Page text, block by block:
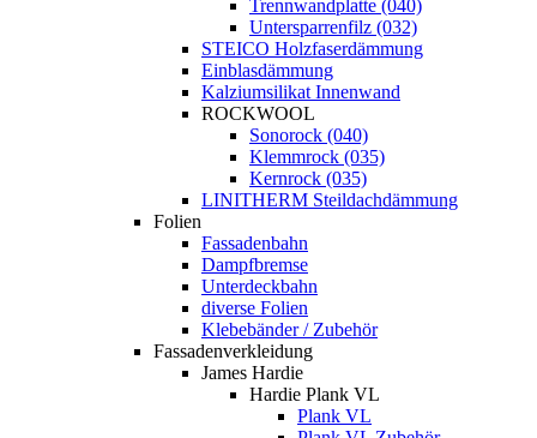
Trennwandplatte (040)
Untersparrenfilz (032)
STEICO Holzfaserdämmung
Einblasdämmung
Kalziumsilikat Innenwand
ROCKWOOL
Sonorock (040)
Klemmrock (035)
Kernrock (035)
LINITHERM Steildachdämmung
Folien
Fassadenbahn
Dampfbremse
Unterdeckbahn
diverse Folien
Klebebänder / Zubehör
Fassadenverkleidung
James Hardie
Hardie Plank VL
Plank VL